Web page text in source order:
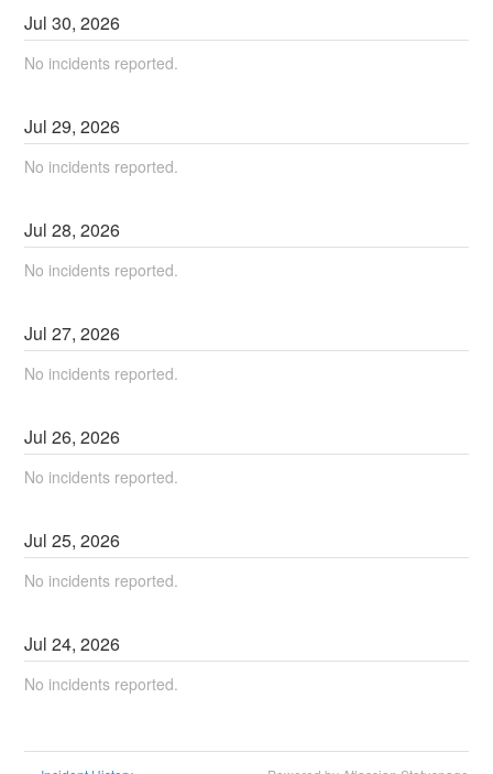
Jul30,2026
No incidents reported.
Jul29,2026
No incidents reported.
Jul28,2026
No incidents reported.
Jul27,2026
No incidents reported.
Jul26,2026
No incidents reported.
Jul25,2026
No incidents reported.
Jul24,2026
No incidents reported.